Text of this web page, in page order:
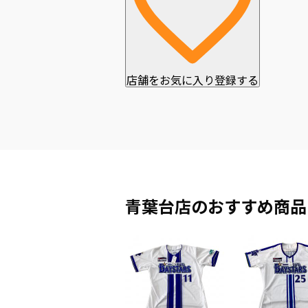
店舗をお気に入り登録する
青葉台店のおすすめ商品